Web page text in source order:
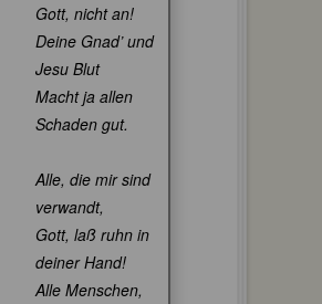
Gott, nicht an!
Deine Gnad’ und
Jesu Blut
Macht ja allen
Schaden gut.
Alle, die mir sind
verwandt,
Gott, laß ruhn in
deiner Hand!
Alle Menschen,